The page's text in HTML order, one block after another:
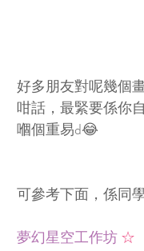
好多朋友對呢幾個
咁話，最緊要係你
嗰個重易d😂
可參考下面，係同
夢幻星空工作坊 ☆